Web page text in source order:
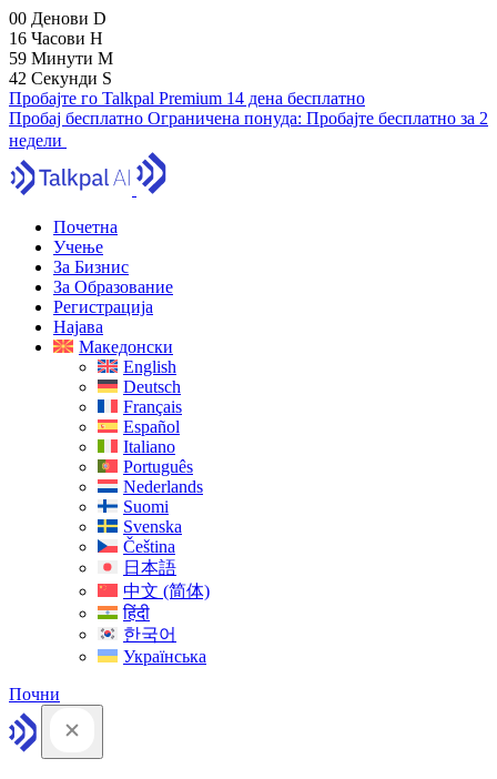
00 Денови D
16 Часови H
59 Минути M
41 Секунди S
Пробајте го Talkpal Premium 14 дена бесплатно
Пробај бесплатно Ограничена понуда: Пробајте бесплатно за 2
недели
Почетна
Учење
За Бизнис
За Образование
Регистрација
Најава
Македонски
English
Deutsch
Français
Español
Italiano
Português
Nederlands
Suomi
Svenska
Čeština
日本語
中文 (简体)
हिंदी
한국어
Українська
Почни